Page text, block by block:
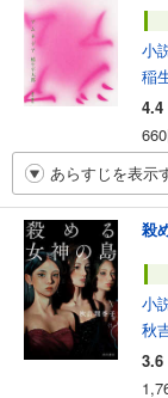
小
稲
4.4
あらすじを表示
殺
小
秋
3.6